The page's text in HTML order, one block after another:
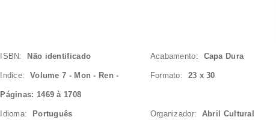
ISBN: Não identificado Acabamento: Capa Dura
Indice: Volume 7 - Mon - Ren -
Páginas: 1469 à 1708
Formato: 23 x 30
Idioma: Português Organizador: Abril Cultural